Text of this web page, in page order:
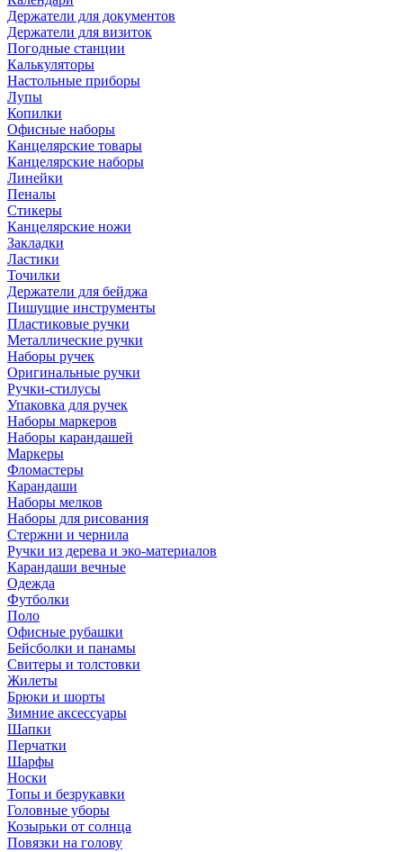
Держатели для документов
Держатели для визиток
Погодные станции
Калькуляторы
Настольные приборы
Лупы
Копилки
Офисные наборы
Канцелярские товары
Канцелярские наборы
Линейки
Пеналы
Стикеры
Канцелярские ножи
Закладки
Ластики
Точилки
Держатели для бейджа
Пишущие инструменты
Пластиковые ручки
Металлические ручки
Наборы ручек
Оригинальные ручки
Ручки-стилусы
Упаковка для ручек
Наборы маркеров
Наборы карандашей
Маркеры
Фломастеры
Карандаши
Наборы мелков
Наборы для рисования
Стержни и чернила
Ручки из дерева и эко-материалов
Карандаши вечные
Одежда
Футболки
Поло
Офисные рубашки
Бейсболки и панамы
Свитеры и толстовки
Жилеты
Брюки и шорты
Зимние аксессуары
Шапки
Перчатки
Шарфы
Носки
Топы и безрукавки
Головные уборы
Козырьки от солнца
Повязки на голову